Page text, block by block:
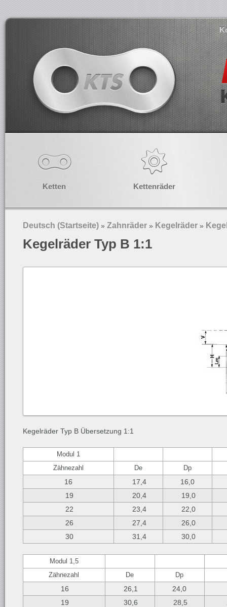
Ketten Kettenräder
Deutsch (Startseite) » Zahnräder » Kegelräder »
Kegelräder Typ B 1:1
Kegelräder Typ B Übersetzung 1:1
Modul 1
Zähnezahl
De Dp
16 17,4
16,0
19
20,4
19,0
22
23,4
22,0
26
27,4
26,0
30
31,4 30,0
Modul 1,5
Zähnezahl
De Dp
16 26,1 24,0
19
30,6 28,5